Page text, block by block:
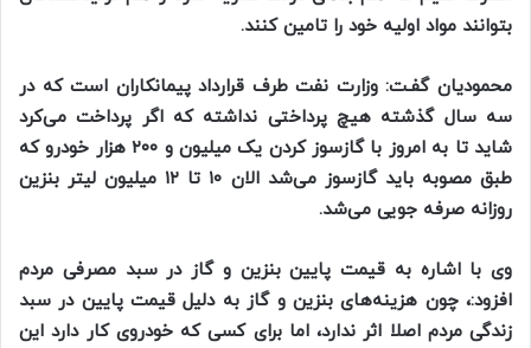
بتوانند مواد اولیه خود را تامین کنند.
محمودیان گفـت: وزارت نفت طرف قرارداد پیمانکاران است که در
سه سال گذشته هیچ پرداختی نداشته که اگر پرداخت می‌کرد
شاید تا به امروز با گازسوز کردن یک میلیون و ۲۰۰ هزار خودرو که
طبق مصوبه باید گازسوز می‌شد الان ۱۰ تا ۱۲ میلیون لیتر بنزین
روزانه صرفه جویی می‌شد.
وی با اشاره به قیمت پایین بنزین و گاز در سبد مصرفی مردم
افزود:، چون هزینه‌های بنزین و گاز به دلیل قیمت پایین در سبد
زندگی مردم اصلا اثر ندارد، اما برای کسی که خودروی کار دارد این